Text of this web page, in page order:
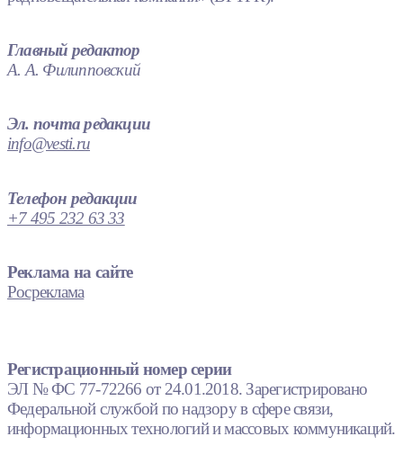
Главный редактор
А. А. Филипповский
Эл. почта редакции
info@vesti.ru
Телефон редакции
+7 495 232 63 33
Реклама на сайте
Росреклама
Регистрационный номер серии
ЭЛ № ФС 77-72266 от 24.01.2018. Зарегистрировано
Федеральной службой по надзору в сфере связи,
информационных технологий и массовых коммуникаций.